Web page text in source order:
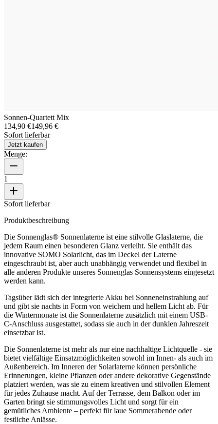
Sonnen-Quartett Mix
134,90 €149,96 €
Sofort lieferbar
Jetzt kaufen
Menge:
1
Sofort lieferbar
Produktbeschreibung
Die Sonnenglas® Sonnenlaterne ist eine stilvolle Glaslaterne, die
jedem Raum einen besonderen Glanz verleiht. Sie enthält das
innovative SOMO Solarlicht, das im Deckel der Laterne
eingeschraubt ist, aber auch unabhängig verwendet und flexibel in
alle anderen Produkte unseres Sonnenglas Sonnensystems eingesetzt
werden kann.
Tagsüber lädt sich der integrierte Akku bei Sonneneinstrahlung auf
und gibt sie nachts in Form von weichem und hellem Licht ab. Für
die Wintermonate ist die Sonnenlaterne zusätzlich mit einem USB-
C-Anschluss ausgestattet, sodass sie auch in der dunklen Jahreszeit
einsetzbar ist.
Die Sonnenlaterne ist mehr als nur eine nachhaltige Lichtquelle - sie
bietet vielfältige Einsatzmöglichkeiten sowohl im Innen- als auch im
Außenbereich. Im Inneren der Solarlaterne können persönliche
Erinnerungen, kleine Pflanzen oder andere dekorative Gegenstände
platziert werden, was sie zu einem kreativen und stilvollen Element
für jedes Zuhause macht. Auf der Terrasse, dem Balkon oder im
Garten bringt sie stimmungsvolles Licht und sorgt für ein
gemütliches Ambiente – perfekt für laue Sommerabende oder
festliche Anlässe.